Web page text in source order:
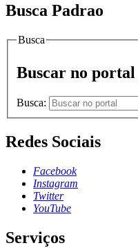
Busca Padrao
Busca
Buscar no portal
Busca:
Redes Sociais
Facebook
Instagram
Twitter
YouTube
Serviços